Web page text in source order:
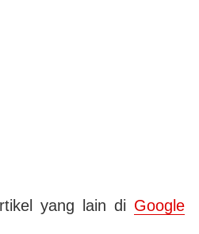
yang lain di Google